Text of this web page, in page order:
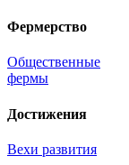
Фермерство
Общественные
фермы
Достижения
Вехи развития